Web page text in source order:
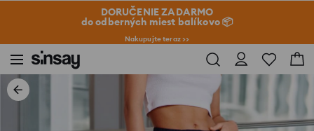
DORUČENIE ZADARMO
do odberných miest balíkovo 📦
Nakupujte teraz >>